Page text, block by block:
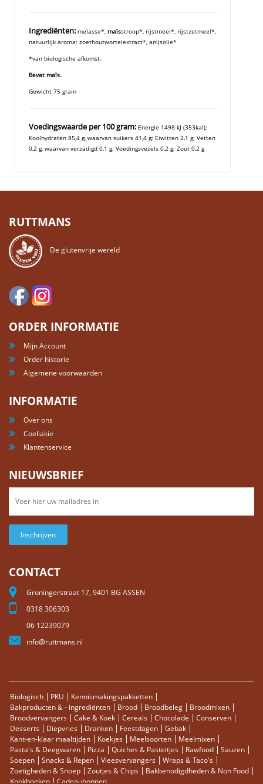
Ingrediënten: melasse*, maïsstroop*, rijstmeel*, rijstzetmeel*,
natuurlijk aroma: zoethoutwortelextract*, anijsolie*
*van biologische afkomst.
Bevat maïs.
Gewicht 75 gram
Voedingswaarde per 100 gram: Energie 1498 kJ (353kal);
Koolhydraten 85,4 g, waarvan suikers 41,4 g; Eiwitten 2,1 g; Vetten
0,2 g, waarvan verzadigd 0,1 g; Voedingsvezels 0,2 g; Zout 0,2 g
RUTTMANS
De glutenvrije wereld
ORDER INFORMATIE
Mijn Account
Order historie
Algemene voorwaarden
INFORMATIE
Over ons
Coeliakie
Klantenservice
NIEUWSBRIEF
Inschrijven
CONTACT
Groningerstraat 17, 9401 BG ASSEN
0318 306303
06 12239079
info@ruttmans.nl
Biologisch PKU
Kennismakingspakketten
Bakproducten & - ingrediënten
Brood Broodbeleg
Broodmixen
Broodvervangers
Cake & Koek Cereals Chocolade
Conserven
Desserts
Diepvries Dranken Feestdagen
Gebak
Kant-en-klaar maaltijden
Koekjes Meelsoorten
Meelmixen
Pasta's & Deegwaren
Pizza Quiches & Pasteitjes Rawfood
Sauzen
Soepen
Snacks & Repen Vleesvervangers
Wraps & Taco's
Zoetigheden & Snoep
Zoutjes & Chips
Bakbenodigdheden & Non Food
Kookboeken
Cadeaubonnen